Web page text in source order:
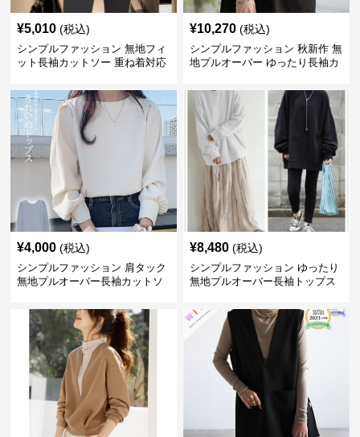
¥5,010 (税込)
シンプルファッション 無地フィ
ット長袖カットソー 重ね着対応
¥10,270 (税込)
シンプルファッション 秋新作 無
地プルオーバー ゆったり長袖カ
¥4,000 (税込)
シンプルファッション 肩タック
無地プルオーバー長袖カットソ
¥8,480 (税込)
シンプルファッション ゆったり
無地プルオーバー長袖トップス